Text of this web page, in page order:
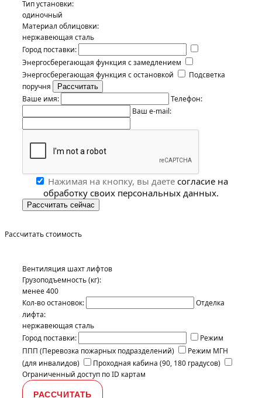
Тип установки:
одиночный
Материал облицовки:
нержавеющая сталь
Город поставки:
Энергосберегающая функция с замедлением
Энергосберегающая функция с остановкой
Подсветка
поручня
Ваше имя:
Телефон:
Ваш e-mail:
Нажимая на кнопку, вы даете согласие на
обработку своих персональных данных.
Рассчитать стоимость
Вентиляция шахт лифтов
Грузоподъемность (кг):
менее 400
Кол-во остановок:
Отделка
лифта:
нержавеющая сталь
Город поставки:
Режим
ППП (Перевозка пожарных подразделений)
Режим МГН
(для инвалидов)
Проходная кабина (90, 180 градусов)
Ограниченный доступ по ID картам